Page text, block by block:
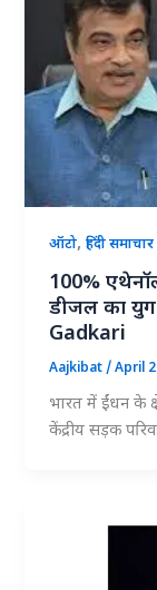
ऑटो,हिंदी समाचार
100%
डीजल का
Gadkari
Aajkibat/April
भारत में ईंधन के
केंद्रीय सड़क